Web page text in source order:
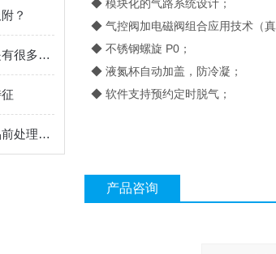
？
全自动开孔率分析仪也是有很多优势的，不妨进来看看！
比表面及孔径分析仪样品前处理要点
◆ 模块化的气路系统设计；
◆ 气控阀加电磁阀组合应用技术（真
◆ 不锈钢螺旋 P0；
◆ 液氮杯自动加盖，防冷凝；
◆ 软件支持预约定时脱气；
产品咨询